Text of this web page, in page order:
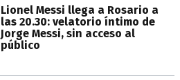
Lionel Messi llega a Rosario a
las 20.30: velatorio íntimo de
Jorge Messi, sin acceso al
público